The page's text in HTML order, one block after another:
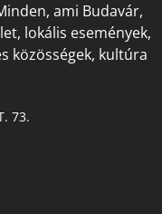
ami Budavár,
lokális események,
közösségek, kultúra
73.